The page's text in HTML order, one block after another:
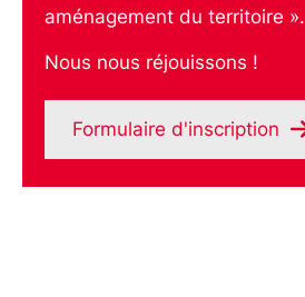
aménagement du territoire ».
Nous nous réjouissons !
Formulaire d'inscription